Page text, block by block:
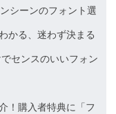
シーンのフォント選
かる、迷わず決まる
センスのいいフォン
！購入者特典に「フ